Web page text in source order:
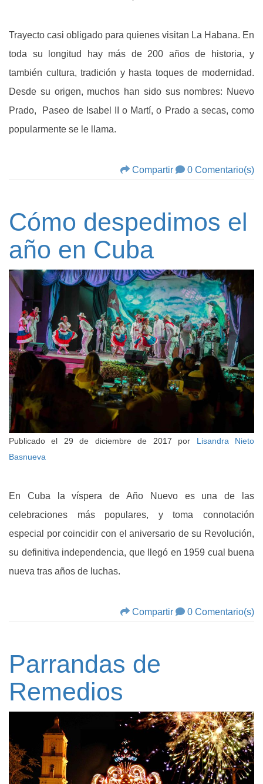
Trayecto casi obligado para quienes visitan La Habana. En
toda su longitud hay más de 200 años de historia, y
también cultura, tradición y hasta toques de modernidad.
Desde su origen, muchos han sido sus nombres: Nuevo
Prado, Paseo de Isabel II o Martí, o Prado a secas, como
popularmente se le llama.
Compartir 0 Comentario(s)
Cómo despedimos el
año en Cuba
Publicado el 29 de diciembre de 2017 por Lisandra Nieto
Basnueva
En Cuba la víspera de Año Nuevo es una de las
celebraciones más populares, y toma connotación
especial por coincidir con el aniversario de su Revolución,
su definitiva independencia, que llegó en 1959 cual buena
nueva tras años de luchas.
Compartir 0 Comentario(s)
Parrandas de
Remedios